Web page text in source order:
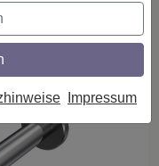
Ø, 1-läufig,
Schwarz /
Impressum